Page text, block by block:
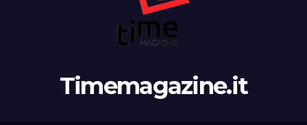
Timemagazine.it